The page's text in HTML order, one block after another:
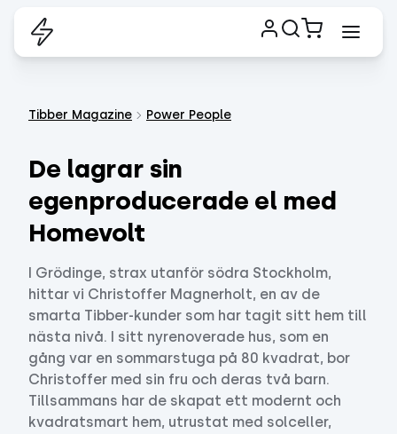
Tibber Magazine Power People
De lagrar sin
egenproducerade el med
Homevolt
I Grödinge, strax utanför södra Stockholm,
hittar vi Christoffer Magnerholt, en av de
smarta Tibber-kunder som har tagit sitt hem till
nästa nivå. I sitt nyrenoverade hus, som en
gång var en sommarstuga på 80 kvadrat, bor
Christoffer med sin fru och deras två barn.
Tillsammans har de skapat ett modernt och
kvadratsmart hem, utrustat med solceller,